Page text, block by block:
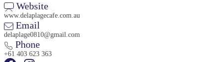
Sign
Website
www.delaplagecafe.com.au
Email
delaplage0810@gmail.com
Phone
+61 403 623 363